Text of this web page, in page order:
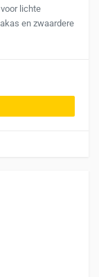
lichte
en zwaardere